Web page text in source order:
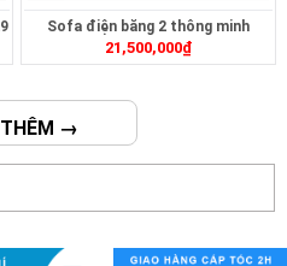
Sofa điện băng 2 thông minh
ZT2626
21,500,000₫
→